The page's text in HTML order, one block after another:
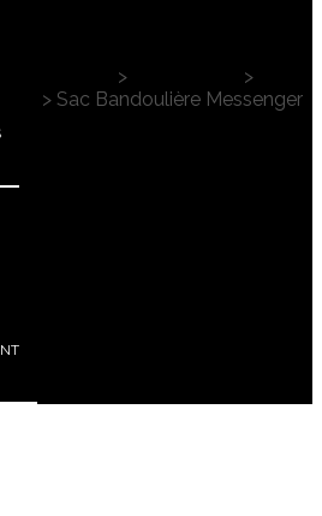
Campus >
>
> Sac Bandoulière Messenger